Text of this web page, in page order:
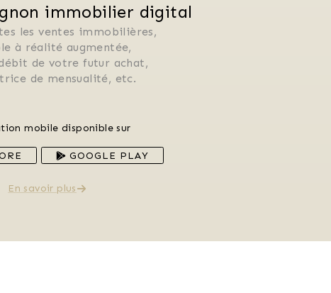
immobilier digital
les ventes immobilières,
à réalité augmentée,
de votre futur achat,
de mensualité, etc.
mobile disponible sur
GOOGLE PLAY
En savoir plus